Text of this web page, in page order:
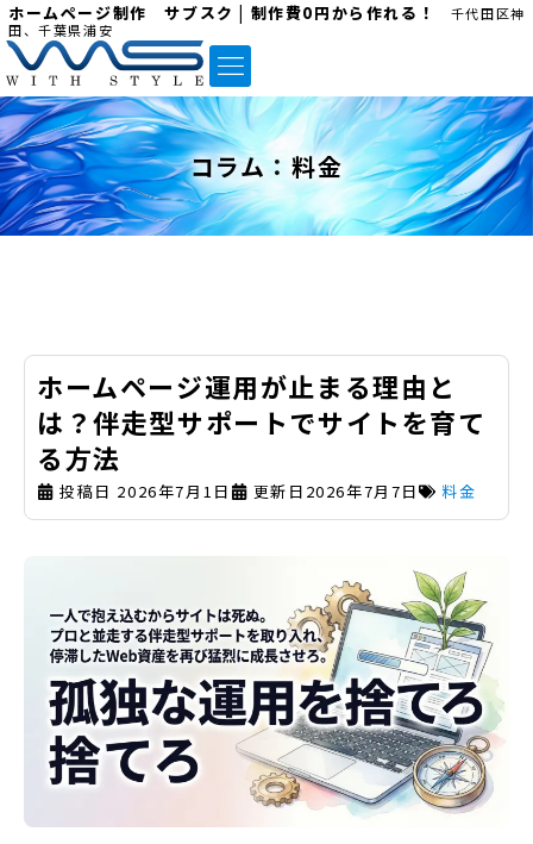
ホームページ制作 サブスク | 制作費0円から作れる！
千代田区神
田、千葉県浦安
コラム：料金
ホームページ運用が止まる理由と
は？伴走型サポートでサイトを育て
る方法
投稿日 2026年7月1日 更新日2026年7月7日 料金